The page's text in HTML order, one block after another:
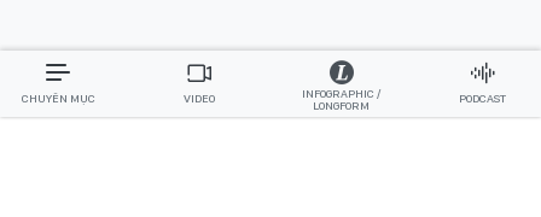
CHUYÊN MỤC VIDEO
INFOGRAPHIC /
LONGFORM
PODCAST